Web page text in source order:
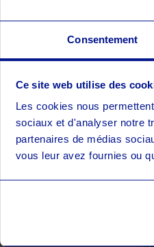
Consentement
Ce site web utilise des
Les cookies nous
sociaux et d'analyser notre
partenaires de médias
vous leur avez fournies ou